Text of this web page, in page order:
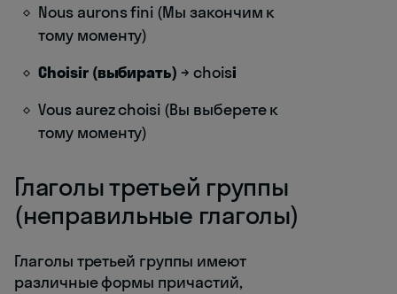
Nous aurons fini (Мы закончим к
тому моменту)
Choisir (выбирать) → choisi
Vous aurez choisi (Вы выберете к
тому моменту)
Глаголы третьей группы
(неправильные глаголы)
Глаголы третьей группы имеют
различные формы причастий,